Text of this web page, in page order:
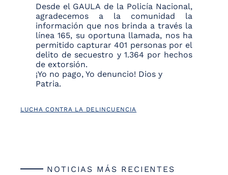
Desde el GAULA de la Policía Nacional,
agradecemos a la comunidad la
información que nos brinda a través la
línea 165, su oportuna llamada, nos ha
permitido capturar 401 personas por el
delito de secuestro y 1.364 por hechos
de extorsión.
¡Yo no pago, Yo denuncio! Dios y
Patria.
LUCHA CONTRA LA DELINCUENCIA
NOTICIAS MÁS RECIENTES